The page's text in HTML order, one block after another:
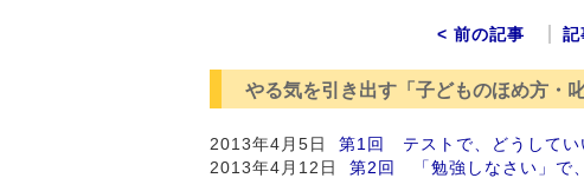
< 前の記事 記
やる気を引き出す「子どものほめ方・
2013年4月5日 第1回 テストで、どうしてい
2013年4月12日 第2回 「勉強しなさい」で